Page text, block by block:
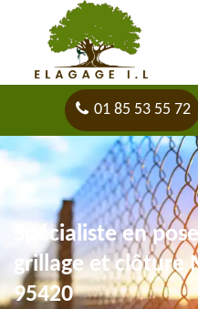
01 85 53 55 72
Spécialiste en
grillage et clôture
95420